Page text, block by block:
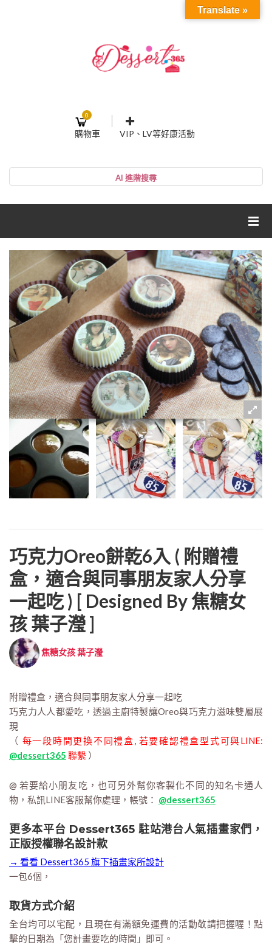
0
購物車 VIP、LV等好康活動
帳號
記住我
忘記密碼 註冊
網紅媽咪蛋糕心得分享
粉絲好康
加入甜點廚師接單平台
巧克力Oreo餅乾6入 ( 附贈禮
盒，適合與同事朋友家人分享
一起吃 ) [ Designed By 焦糖女
孩 葉子瀅 ]
焦糖女孩 葉子瀅
附贈禮盒，適合與同事朋友家人分享一起吃
巧克力人人都愛吃，透過主廚特製讓Oreo與巧克力滋味雙層展
現
（ 每一段時間更換不同禮盒, 若要確認禮盒型式可與LINE:
@dessert365 聯繫 ）
@ 若要給小朋友吃，也可另外幫你客製化不同的知名卡通人
物，私訊LINE客服幫你處理，帳號： @dessert365
更多本平台 Dessert365 駐站港台人氣插畫家們，
正版授權聯名設計款
→ 看看 Dessert365 旗下插畫家所設計
一包6個，
取貨方式介紹
全台均可以宅配，且現在有滿額免運費的活動敬請把握喔！點
擊的日期為「您計畫要吃的時間」即可。
Translate »